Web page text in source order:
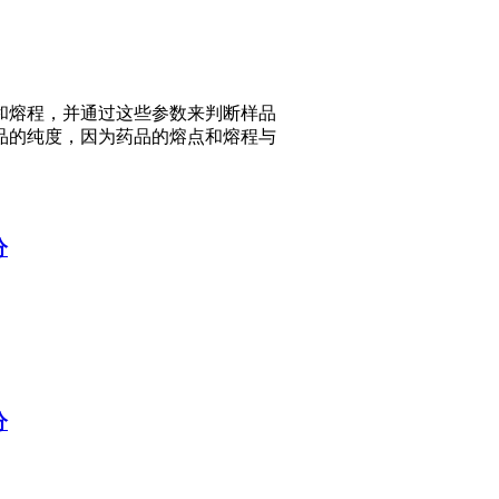
程，并通过这些参数来判断样品
纯度，因为药品的熔点和熔程与